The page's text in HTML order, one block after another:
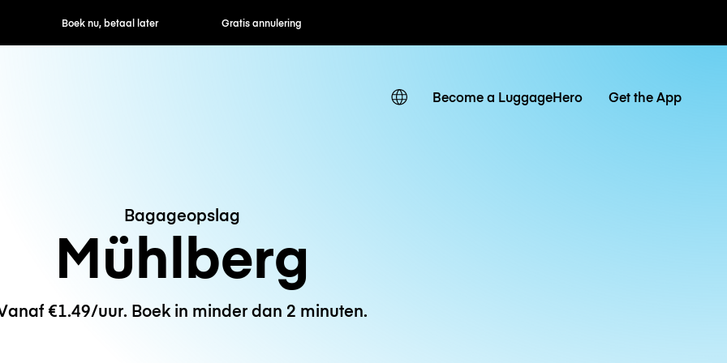
nu, betaal later Gratis annulering Uur- / dagtarieven
Become a LuggageHero Get the App
Bagageopslag
Mühlberg
€1.49/uur. Boek in minder dan 2 minuten.